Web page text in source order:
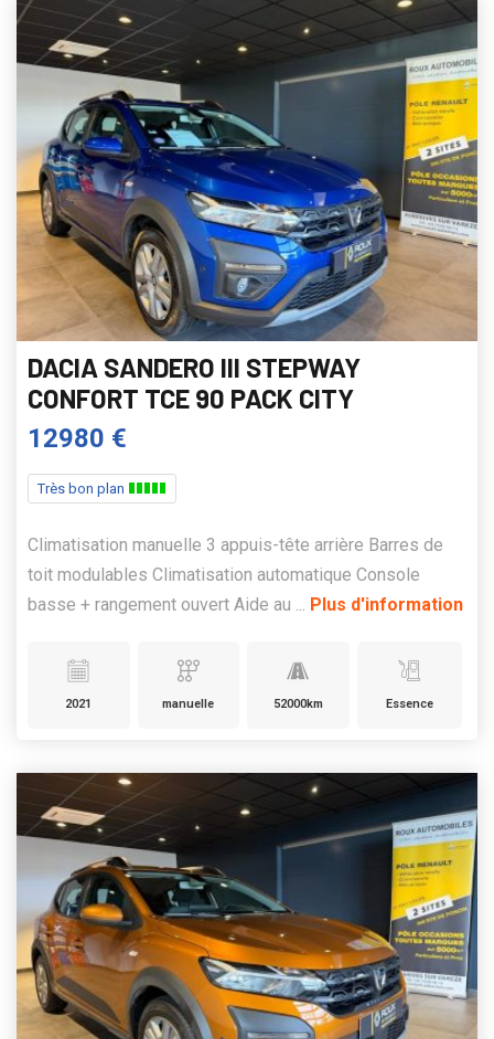
DACIA SANDERO III STEPWAY
CONFORT TCE 90 PACK CITY
12980 €
Très bon plan
Climatisation manuelle 3 appuis-tête arrière Barres de
toit modulables Climatisation automatique Console
basse + rangement ouvert Aide au ... Plus d'information
2021 manuelle 52000km Essence